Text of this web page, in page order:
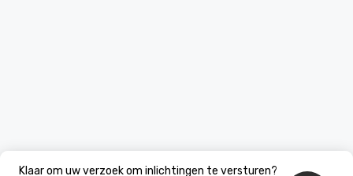
Klaar om uw verzoek om inlichtingen te versturen?